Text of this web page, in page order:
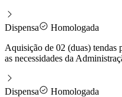
Dispensa
Homologada
Aquisição de 02 (duas) tendas
as necessidades da
Dispensa
Homologada